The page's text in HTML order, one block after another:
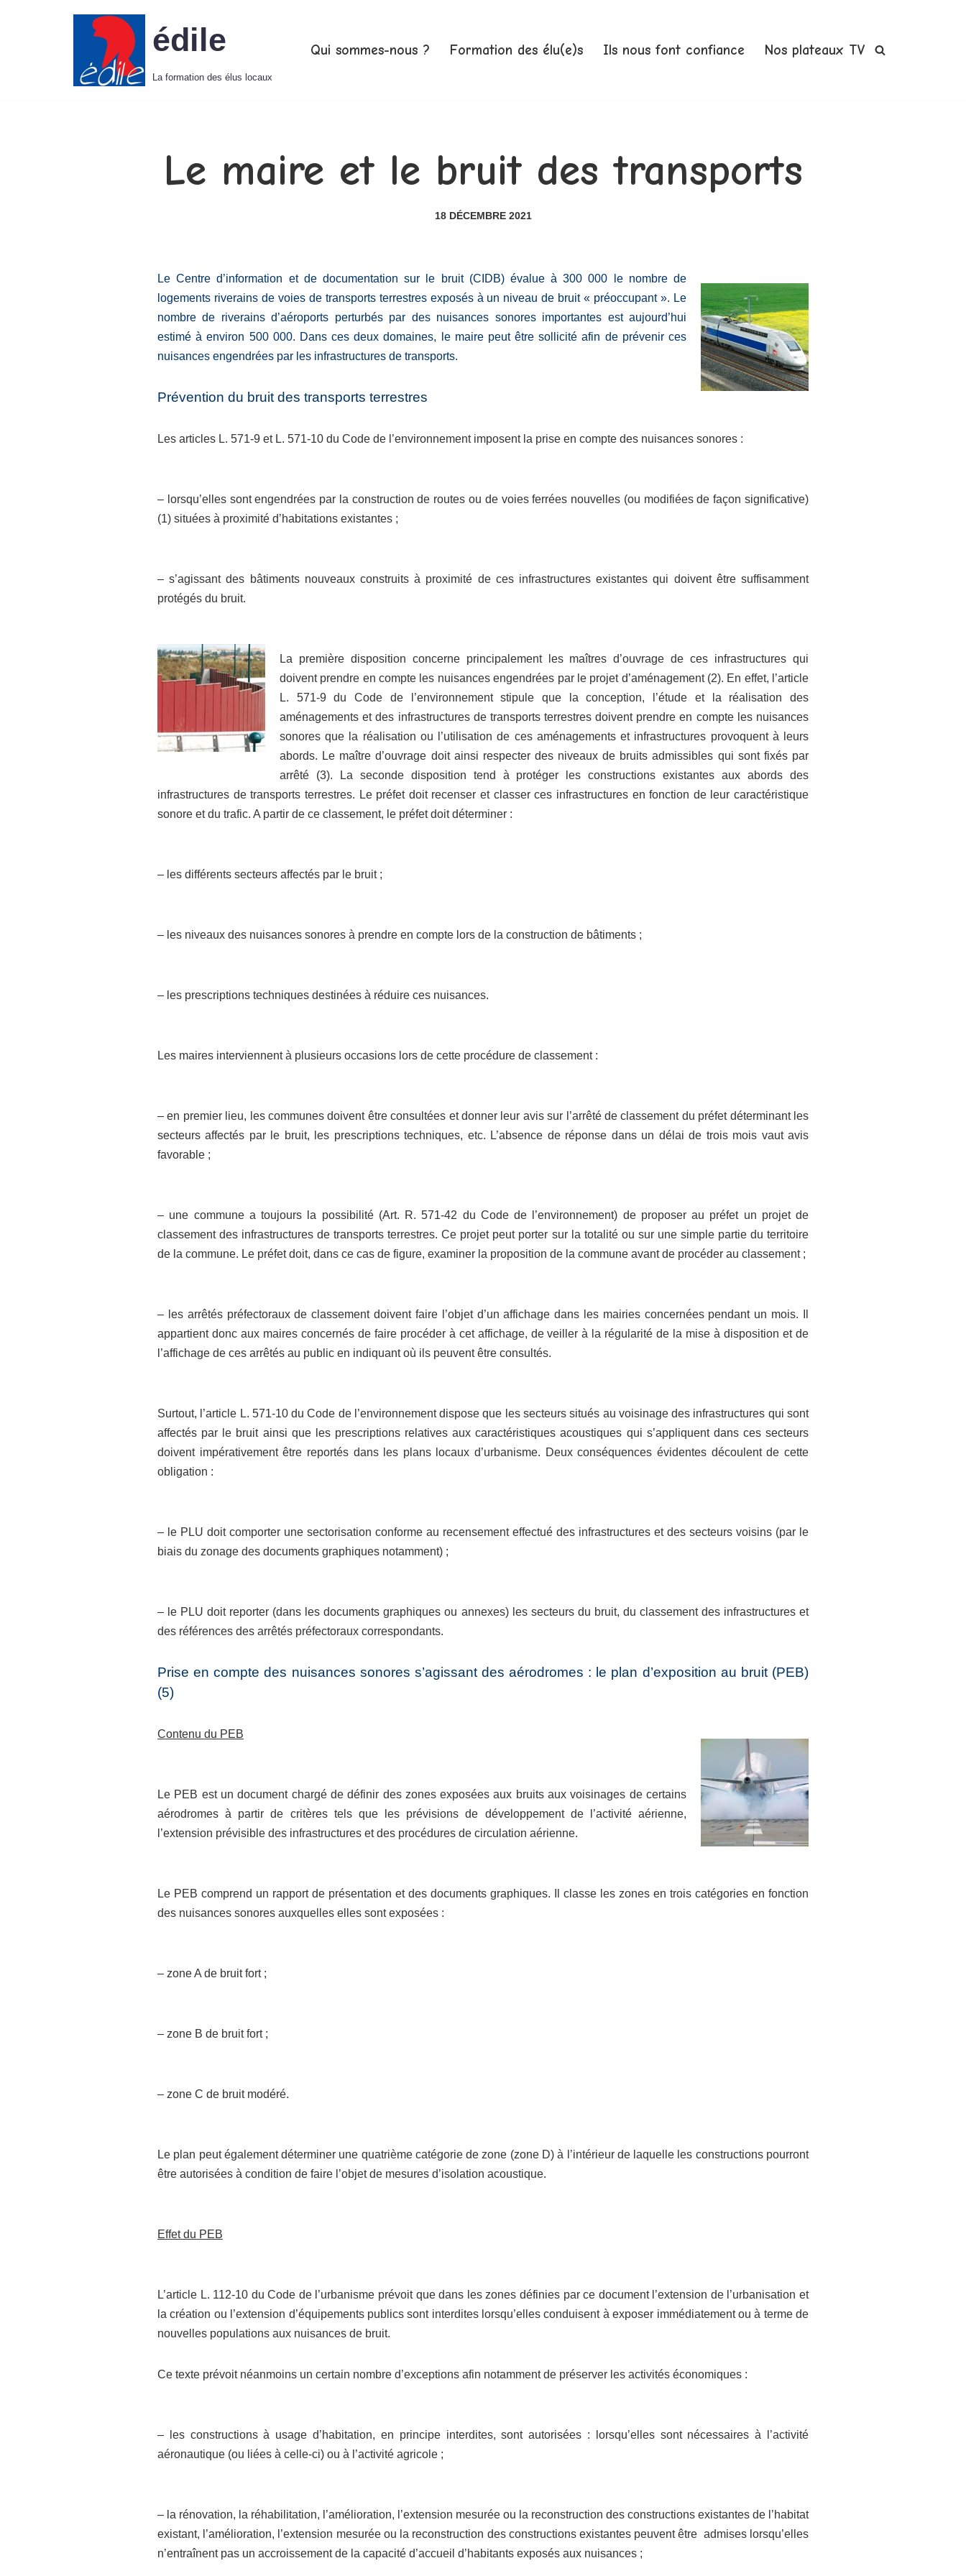
édile
La formation des élus locaux
Qui sommes-nous ? Formation des élu(e)s Ils nous font confiance Nos plateaux TV
Le maire et le bruit des transports
18 DÉCEMBRE 2021
Le Centre d’information et de documentation sur le bruit (CIDB) évalue à 300 000 le nombre de
logements riverains de voies de transports terrestres exposés à un niveau de bruit « préoccupant ». Le
nombre de riverains d’aéroports perturbés par des nuisances sonores importantes est aujourd’hui
estimé à environ 500 000. Dans ces deux domaines, le maire peut être sollicité afin de prévenir ces
nuisances engendrées par les infrastructures de transports.
Prévention du bruit des transports terrestres
Les articles L. 571-9 et L. 571-10 du Code de l’environnement imposent la prise en compte des nuisances sonores :
– lorsqu’elles sont engendrées par la construction de routes ou de voies ferrées nouvelles (ou modifiées de façon significative)
(1) situées à proximité d’habitations existantes ;
– s’agissant des bâtiments nouveaux construits à proximité de ces infrastructures existantes qui doivent être suffisamment
protégés du bruit.
La première disposition concerne principalement les maîtres d’ouvrage de ces infrastructures qui
doivent prendre en compte les nuisances engendrées par le projet d’aménagement (2). En effet, l’article
L. 571-9 du Code de l’environnement stipule que la conception, l’étude et la réalisation des
aménagements et des infrastructures de transports terrestres doivent prendre en compte les nuisances
sonores que la réalisation ou l’utilisation de ces aménagements et infrastructures provoquent à leurs
abords. Le maître d’ouvrage doit ainsi respecter des niveaux de bruits admissibles qui sont fixés par
arrêté (3). La seconde disposition tend à protéger les constructions existantes aux abords des
infrastructures de transports terrestres. Le préfet doit recenser et classer ces infrastructures en fonction de leur caractéristique
sonore et du trafic. A partir de ce classement, le préfet doit déterminer :
– les différents secteurs affectés par le bruit ;
– les niveaux des nuisances sonores à prendre en compte lors de la construction de bâtiments ;
– les prescriptions techniques destinées à réduire ces nuisances.
Les maires interviennent à plusieurs occasions lors de cette procédure de classement :
– en premier lieu, les communes doivent être consultées et donner leur avis sur l’arrêté de classement du préfet déterminant les
secteurs affectés par le bruit, les prescriptions techniques, etc. L’absence de réponse dans un délai de trois mois vaut avis
favorable ;
– une commune a toujours la possibilité (Art. R. 571-42 du Code de l’environnement) de proposer au préfet un projet de
classement des infrastructures de transports terrestres. Ce projet peut porter sur la totalité ou sur une simple partie du territoire
de la commune. Le préfet doit, dans ce cas de figure, examiner la proposition de la commune avant de procéder au classement ;
– les arrêtés préfectoraux de classement doivent faire l’objet d’un affichage dans les mairies concernées pendant un mois. Il
appartient donc aux maires concernés de faire procéder à cet affichage, de veiller à la régularité de la mise à disposition et de
l’affichage de ces arrêtés au public en indiquant où ils peuvent être consultés.
Surtout, l’article L. 571-10 du Code de l’environnement dispose que les secteurs situés au voisinage des infrastructures qui sont
affectés par le bruit ainsi que les prescriptions relatives aux caractéristiques acoustiques qui s’appliquent dans ces secteurs
doivent impérativement être reportés dans les plans locaux d’urbanisme. Deux conséquences évidentes découlent de cette
obligation :
– le PLU doit comporter une sectorisation conforme au recensement effectué des infrastructures et des secteurs voisins (par le
biais du zonage des documents graphiques notamment) ;
– le PLU doit reporter (dans les documents graphiques ou annexes) les secteurs du bruit, du classement des infrastructures et
des références des arrêtés préfectoraux correspondants.
Prise en compte des nuisances sonores s’agissant des aérodromes : le plan d’exposition au bruit (PEB)
(5)
Contenu du PEB
Le PEB est un document chargé de définir des zones exposées aux bruits aux voisinages de certains
aérodromes à partir de critères tels que les prévisions de développement de l’activité aérienne,
l’extension prévisible des infrastructures et des procédures de circulation aérienne.
Le PEB comprend un rapport de présentation et des documents graphiques. Il classe les zones en trois catégories en fonction
des nuisances sonores auxquelles elles sont exposées :
– zone A de bruit fort ;
– zone B de bruit fort ;
– zone C de bruit modéré.
Le plan peut également déterminer une quatrième catégorie de zone (zone D) à l’intérieur de laquelle les constructions pourront
être autorisées à condition de faire l’objet de mesures d’isolation acoustique.
Effet du PEB
L’article L. 112-10 du Code de l’urbanisme prévoit que dans les zones définies par ce document l’extension de l’urbanisation et
la création ou l’extension d’équipements publics sont interdites lorsqu’elles conduisent à exposer immédiatement ou à terme de
nouvelles populations aux nuisances de bruit.
Ce texte prévoit néanmoins un certain nombre d’exceptions afin notamment de préserver les activités économiques :
– les constructions à usage d’habitation, en principe interdites, sont autorisées : lorsqu’elles sont nécessaires à l’activité
aéronautique (ou liées à celle-ci) ou à l’activité agricole ;
– la rénovation, la réhabilitation, l’amélioration, l’extension mesurée ou la reconstruction des constructions existantes de l’habitat
existant, l’amélioration, l’extension mesurée ou la reconstruction des constructions existantes peuvent être admises lorsqu’elles
n’entraînent pas un accroissement de la capacité d’accueil d’habitants exposés aux nuisances ;